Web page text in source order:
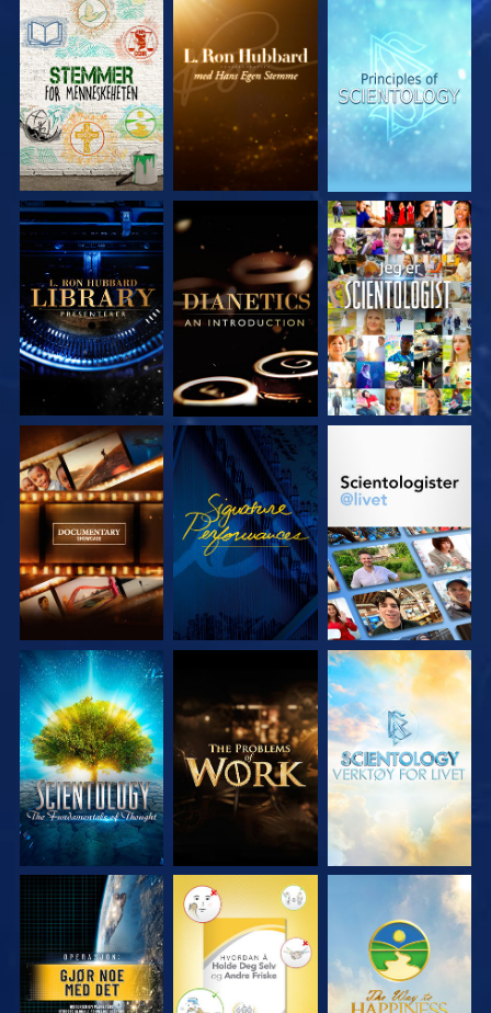
UTFORSK SERIEN UTFORSK SERIEN UTFORSK SERIEN
UTFORSK SERIEN UTFORSK SERIEN SE
UTFORSK SERIEN SE UTFORSK SERIEN
UTFORSK SERIEN UTFORSK SERIEN UTFORSK SERIEN
SE SE SE